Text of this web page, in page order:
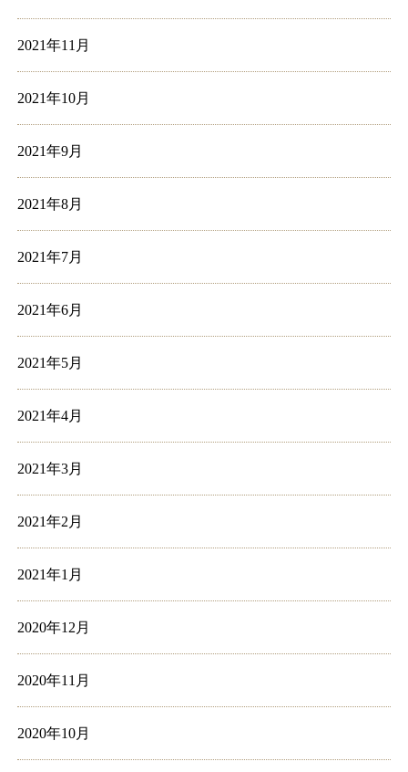
2021年11月
2021年10月
2021年9月
2021年8月
2021年7月
2021年6月
2021年5月
2021年4月
2021年3月
2021年2月
2021年1月
2020年12月
2020年11月
2020年10月